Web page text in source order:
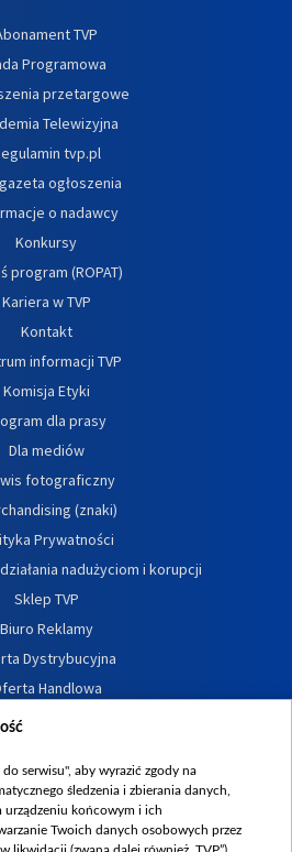
TVP
Programowa
przetargowe
Telewizyjna
tvp.pl
ogłoszenia
o nadawcy
Konkursy
program (ROPAT)
Kariera w TVP
Kontakt
informacji TVP
Komisja Etyki
dla prasy
Dla mediów
fotograficzny
(znaki)
Prywatności
nadużyciom i korupcji
Sklep TVP
Biuro Reklamy
Dystrybucyjna
Handlowa
Dostępność
wewnętrznych
serwisu", aby wyrazić zgody na
śledzenia i zbierania danych,
końcowym i ich
Twoich danych osobowych przez